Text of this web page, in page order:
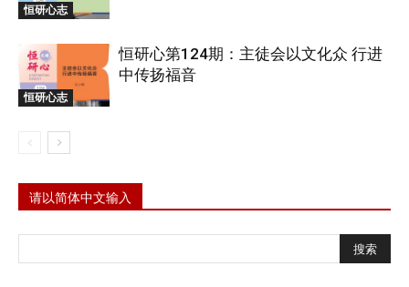
恒研心志
恒研心志
恒研心第124期：主徒会以文化众 行进
中传扬福音
请以简体中文输入